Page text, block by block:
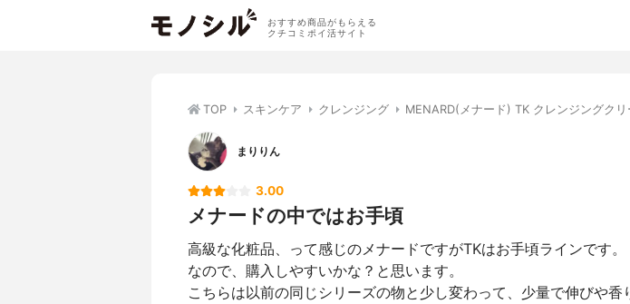
おすすめ商品がもらえる
クチコミポイ活サイト
TOP スキンケア クレンジング MENARD(メナード) TK クレンジングクリ
まりりん
3.00
メナードの中ではお手頃
高級な化粧品、って感じのメナードですがTKはお手頃ラインです。
なので、購入しやすいかな？と思います。
こちらは以前の同じシリーズの物と少し変わって、少量で伸びや香